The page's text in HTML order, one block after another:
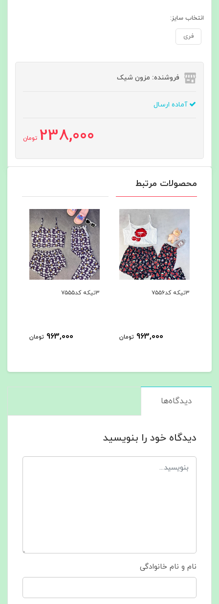
انتخاب سایز:
فری
فروشنده: مزون شیک
آماده ارسال
238,000 تومان
محصولات مرتبط
۳تیکه کد۷۵۵۶
963,000 تومان
۳تیکه کد۷۵۵۵
963,000 تومان
دیدگاه‌ها
دیدگاه خود را بنویسید
نام و نام خانوادگی